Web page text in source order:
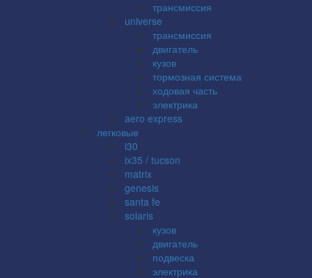
трансмиссия
universe
трансмиссия
двигатель
кузов
тормозная система
ходовая часть
электрика
aero express
легковые
i30
ix35 / tucson
matrix
genesis
santa fe
solaris
кузов
двигатель
подвеска
электрика